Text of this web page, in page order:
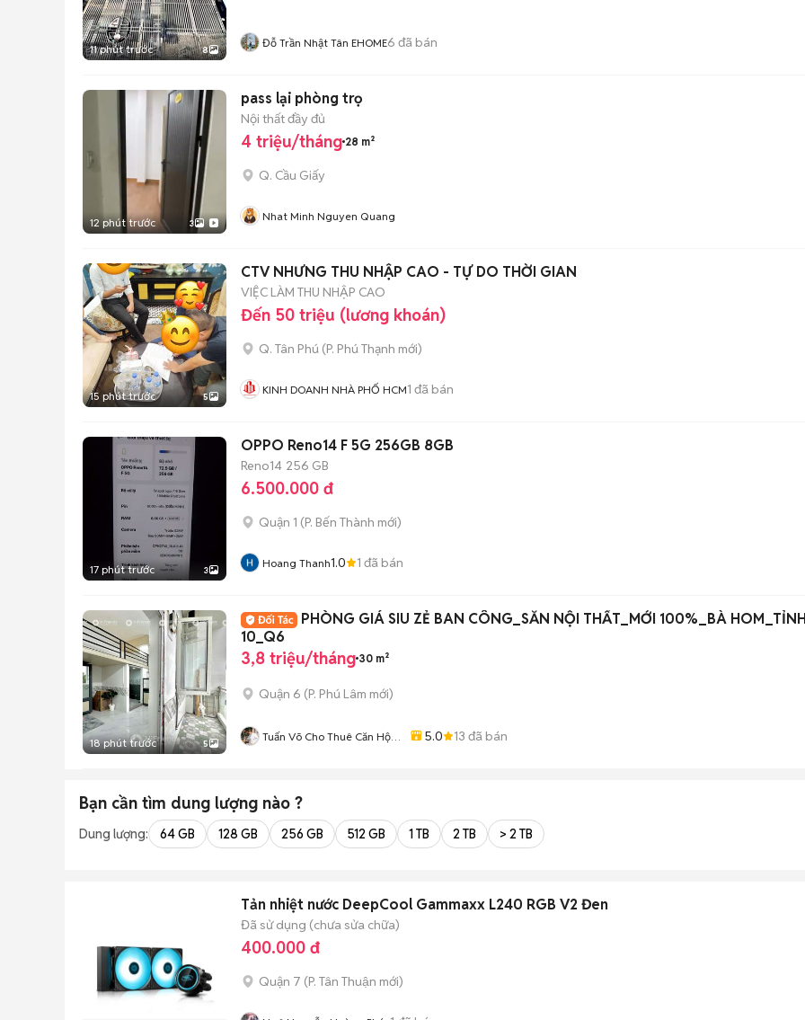
11 phút trước 8 Đỗ Trần Nhật Tân EHOME6 đã bán
12 phút trước 3
pass lại phòng trọ
Nội thất đầy đủ
4 triệu/tháng 28 m²
Q. Cầu Giấy
Nhat Minh Nguyen Quang
15 phút trước 5
CTV NHƯNG THU NHẬP CAO - TỰ DO THỜI GIAN
VIỆC LÀM THU NHẬP CAO
Đến 50 triệu (lương khoán)
Q. Tân Phú (P. Phú Thạnh mới)
KINH DOANH NHÀ PHỐ HCM1 đã bán
17 phút trước 3
OPPO Reno14 F 5G 256GB 8GB
Reno14 256 GB
6.500.000 đ
Quận 1 (P. Bến Thành mới)
Hoang Thanh1.0 1 đã bán
18 phút trước 5
PHÒNG GIÁ SIU ZẺ BAN CÔNG_SẴN NỘI THẤT_MỚI 100%_BÀ
10_Q6
3,8 triệu/tháng 30 m²
Quận 6 (P. Phú Lâm mới)
Tuấn Võ Cho Thuê Căn Hộ
5.0 13 đã bán
Bạn cần tìm dung lượng nào ?
Dung lượng: 64 GB 128 GB 256 GB 512 GB 1 TB 2 TB > 2 TB
Tản nhiệt nước DeepCool Gammaxx L240 RGB V2 Đen
Đã sử dụng (chưa sửa chữa)
400.000 đ
Quận 7 (P. Tân Thuận mới)